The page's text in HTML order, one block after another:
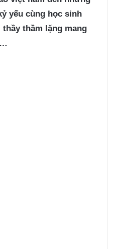
yếu cùng học sinh
thầm lặng mang